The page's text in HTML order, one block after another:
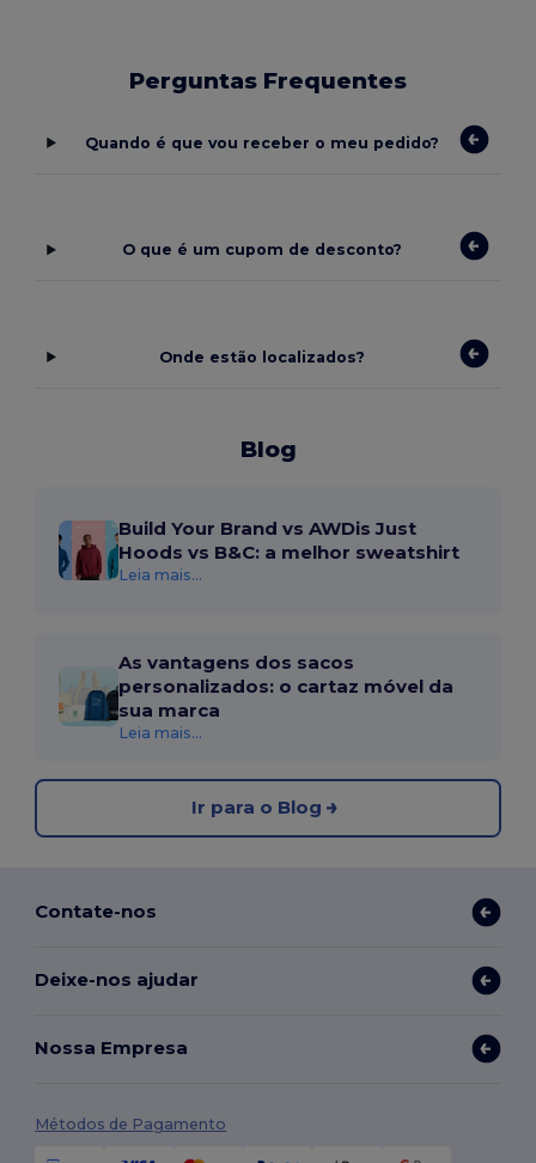
Perguntas Frequentes
Quando é que vou receber o meu pedido?
O que é um cupom de desconto?
Onde estão localizados?
Blog
Build Your Brand vs AWDis Just
Hoods vs B&C: a melhor sweatshirt
Leia mais...
As vantagens dos sacos
personalizados: o cartaz móvel da
sua marca
Leia mais...
Ir para o Blog
Contate-nos
Deixe-nos ajudar
Nossa Empresa
Métodos de Pagamento